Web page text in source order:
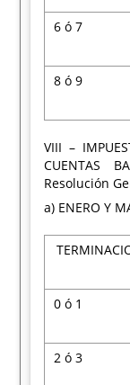
6 ó 7
8 ó 9
VIII –
CUENTAS
Resolución
a) ENERO Y
0 ó 1
2 ó 3